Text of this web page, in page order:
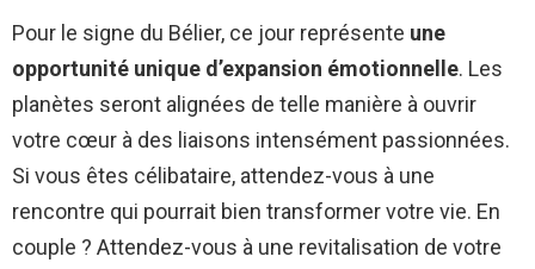
Pour le signe du Bélier, ce jour représente une
opportunité unique d’expansion émotionnelle. Les
planètes seront alignées de telle manière à ouvrir
votre cœur à des liaisons intensément passionnées.
Si vous êtes célibataire, attendez-vous à une
rencontre qui pourrait bien transformer votre vie. En
couple ? Attendez-vous à une revitalisation de votre